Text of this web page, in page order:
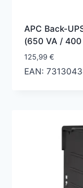
APC Back-
(650 VA / 400
125,99 €
EAN: